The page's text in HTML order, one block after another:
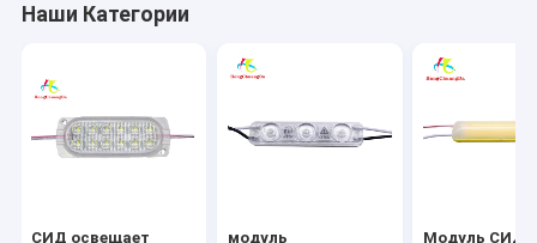
Модуль СИД УДАРА
Наши Категории
СИД освещает модуль Модуль СИД